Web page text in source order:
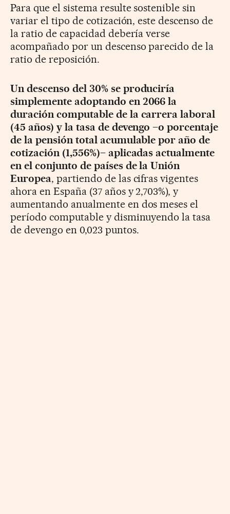
Para que el sistema resulte sostenible sin
variar el tipo de cotización, este descenso de
la ratio de capacidad debería verse
acompañado por un descenso parecido de la
ratio de reposición.
Un descenso del 30% se produciría
simplemente adoptando en 2066 la
duración computable de la carrera laboral
(45 años) y la tasa de devengo –o porcentaje
de la pensión total acumulable por año de
cotización (1,556%)– aplicadas actualmente
en el conjunto de países de la Unión
Europea, partiendo de las cifras vigentes
ahora en España (37 años y 2,703%), y
aumentando anualmente en dos meses el
período computable y disminuyendo la tasa
de devengo en 0,023 puntos.